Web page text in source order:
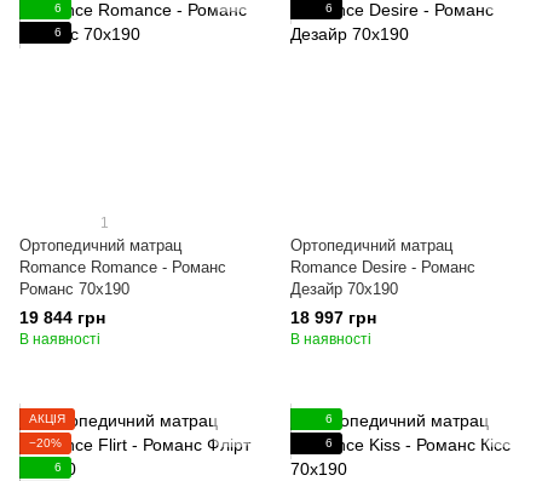
6
6
1
Ортопедичний матрац
Romance Romance - Романс
Романс 70x190
19 844 грн
В наявності
6
Ортопедичний матрац
Romance Desire - Романс
Дезайр 70x190
18 997 грн
В наявності
АКЦІЯ
−20%
6
6
6